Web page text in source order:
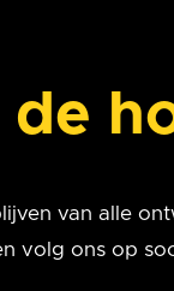
de
van alle
volg ons op